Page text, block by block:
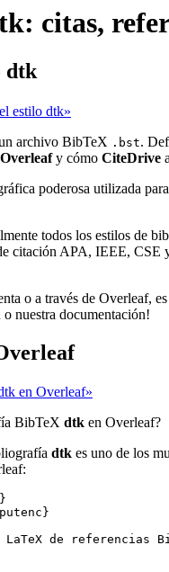
citas,
dtk
estilo dtk»
archivo BibTeX .bst.
Overleafy cómo CiteDrive
poderosa utilizada
todos los estilos de
citación APA, IEEE, CSE
o a través de Overleaf,
nuestra documentación!
en Overleaf»
BibTeX dtk en Overleaf?
dtk es uno de los
}
}
LaTeX de